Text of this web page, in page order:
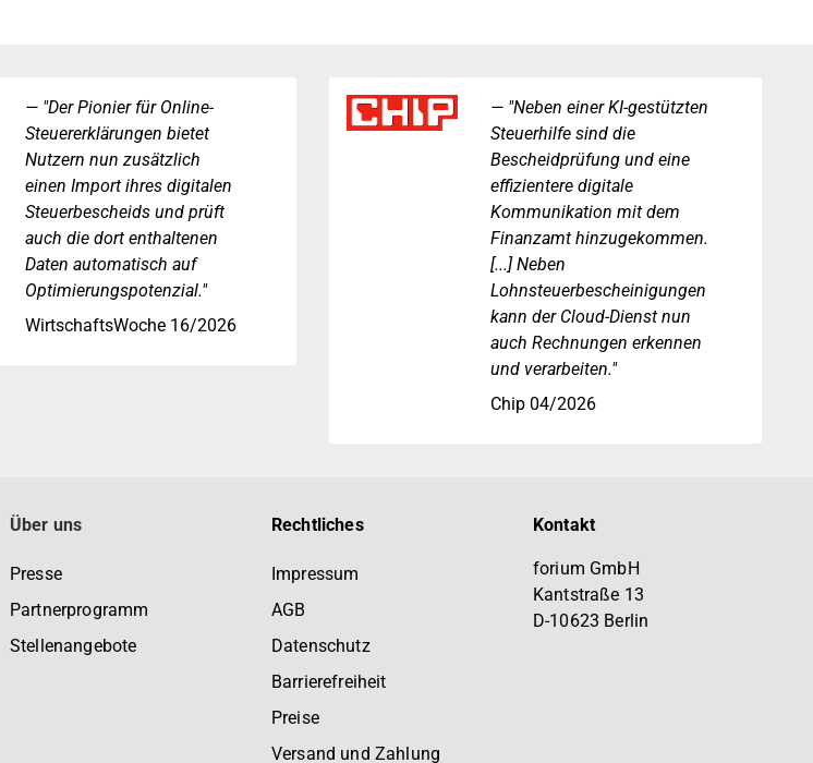
"Der Pionier für Online-
Steuererklärungen bietet
Nutzern nun zusätzlich
einen Import ihres digitalen
Steuerbescheids und prüft
auch die dort enthaltenen
Daten automatisch auf
Optimierungspotenzial."
WirtschaftsWoche 16/2026
"Neben einer KI-gestützten
Steuerhilfe sind die
Bescheidprüfung und eine
effizientere digitale
Kommunikation mit dem
Finanzamt hinzugekommen.
[...] Neben
Lohnsteuerbescheinigungen
kann der Cloud-Dienst nun
auch Rechnungen erkennen
und verarbeiten."
Chip 04/2026
Über uns
Presse
Partnerprogramm
Stellenangebote
Rechtliches
Impressum
AGB
Datenschutz
Barrierefreiheit
Preise
Versand und Zahlung
Kontakt
forium GmbH
Kantstraße 13
D-10623 Berlin